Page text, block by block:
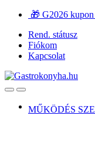
Ugrás
navigációhoz
Ugrás
tartalomra
🎁 G2026
Rend. státusz
Fiókom
Kapcsolat
OpenClose
MŰKÖDÉS